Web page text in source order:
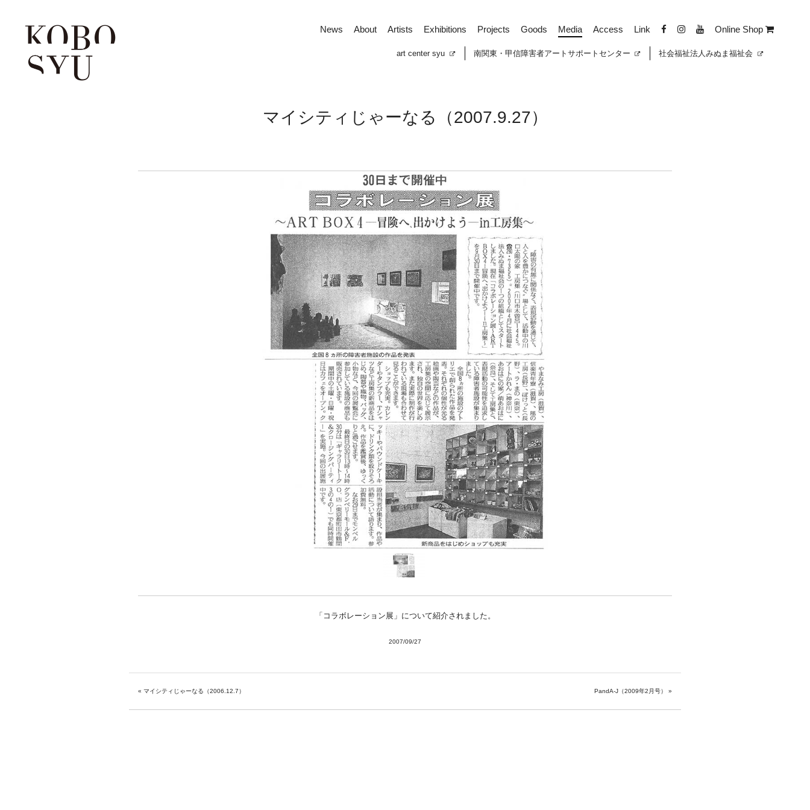
News About Artists Exhibitions Projects Goods Media Access Link Online Shop
art center syu 南関東・甲信障害者アートサポートセンター 社会福祉法人みぬま福祉会
About
Artists
Exhibitions
Projects
Goods
Media
Access
Link
Facebook
Instagram
Youtube
online-shop
art center syu
南関東・甲信障害者
アートサポートセンター
マイシティじゃーなる（2007.9.27）
「コラボレーション展」について紹介されました。
2007/09/27
« マイシティじゃーなる（2006.12.7） PandA-J（2009年2月号） »